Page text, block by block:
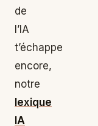
de
l’IA
t’échappe
encore,
notre
lexique
IA